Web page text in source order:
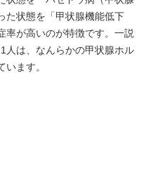
た状態を「甲状腺機能低下
率が高いのが特徴です。一説
人は、なんらかの甲状腺ホル
ます。